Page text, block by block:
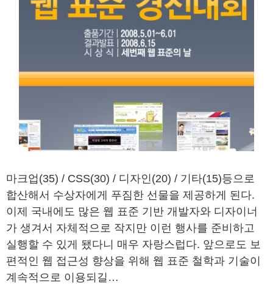
마크업(35) / CSS(30) / 디자인(20) / 기타(15)등으로
합산해서 수상자에게 푸짐한 선물을 제공하게 된다.
이제 국내에도 많은 웹 표준 기반 개발자와 디자이너
가 생겨서 자체적으로 작지만 이런 행사를 준비하고
실행할 수 있게 됐다니 매우 자랑스럽다. 앞으로도 보
편적인 웹 접근성 향상을 위해 웹 표준 철학과 기술이
계속적으로 이용되길…